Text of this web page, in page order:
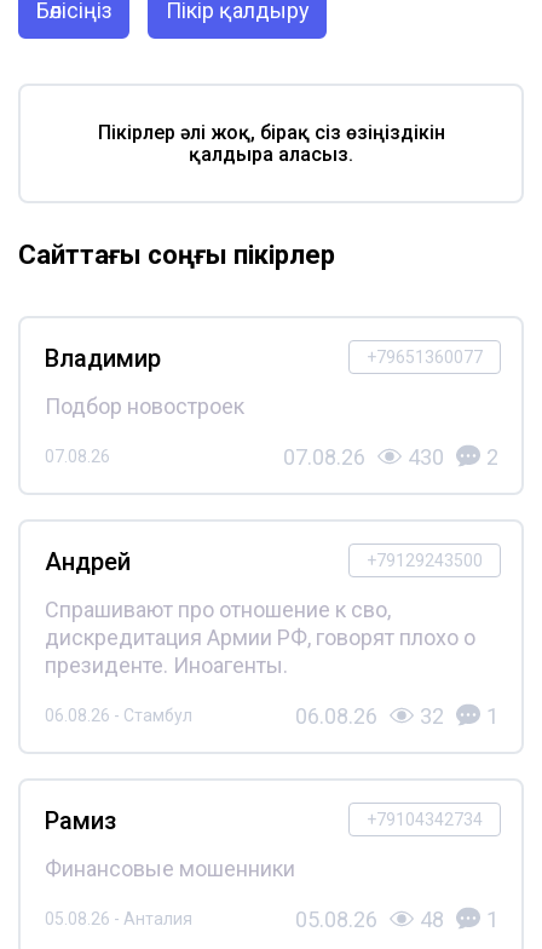
Бөлісіңіз Пікір қалдыру
Пікірлер әлі жоқ, бірақ сіз өзіңіздікін
қалдыра аласыз.
Сайттағы соңғы пікірлер
+79651360077
Владимир
Подбор новостроек
07.08.26 07.08.26 430 2
+79129243500
Андрей
Спрашивают про отношение к сво,
дискредитация Армии РФ, говорят плохо о
президенте. Иноагенты.
06.08.26 - Стамбул 06.08.26 32 1
+79104342734
Рамиз
Финансовые мошенники
05.08.26 - Анталия 05.08.26 48 1